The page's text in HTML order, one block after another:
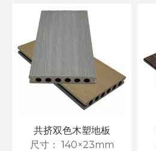
共挤双色木塑地板
尺寸： 140×23mm